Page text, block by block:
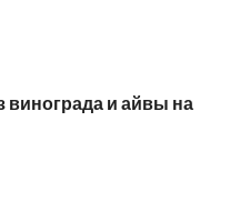
винограда и айвы на